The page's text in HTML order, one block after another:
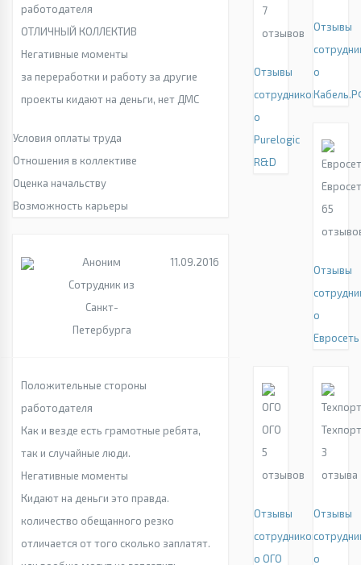
работодателя
ОТЛИЧНЫЙ КОЛЛЕКТИВ
Негативные моменты
за переработки и работу за другие
проекты кидают на деньги, нет ДМС
Условия оплаты труда
Отношения в коллективе
Оценка начальству
Возможность карьеры
Аноним
Сотрудник из
Санкт-
Петербурга
11.09.2016
Положительные стороны
работодателя
Как и везде есть грамотные ребята,
так и случайные люди.
Негативные моменты
Кидают на деньги это правда.
количество обещанного резко
отличается от того сколько заплатят.
7
отзывов
Отзывы
сотрудников
о
Purelogic
R&D
Отзывы
о
65
Отзывы
о
Евросеть
ОГО
5
отзывов
Отзывы
сотрудников
о ОГО
3
отзыва
Отзывы
о